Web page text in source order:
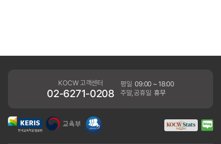
KOCW 고객센터
02-6271-0208
평일 09:00 ~ 18:00
주말,공휴일 휴무